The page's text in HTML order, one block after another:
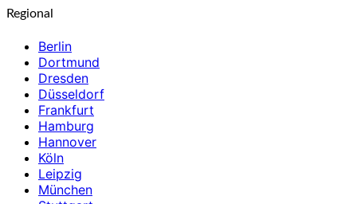
Regional
Berlin
Dortmund
Dresden
Düsseldorf
Frankfurt
Hamburg
Hannover
Köln
Leipzig
München